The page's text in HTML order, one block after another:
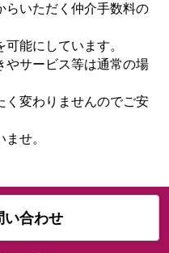
らいただく仲介手数料の
可能にしています。
やサービス等は通常の場
く変わりませんのでご安
ませ。
い合わせ